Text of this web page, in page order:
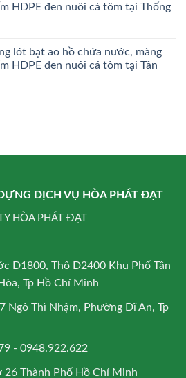
HDPE đen nuôi cá tôm tại Thống
lót bạt ao hồ chứa nước, màng
HDPE đen nuôi cá tôm tại Tân
DỊCH VỤ HÒA PHÁT ĐẠT
HÒA PHÁT ĐẠT
D1800, Thô D2400 Khu Phố Tân
Tp Hồ Chí Minh
Ngô Thì Nhậm, Phường Dĩ An, Tp
- 0948.922.622
26 Thành Phố Hồ Chí Minh